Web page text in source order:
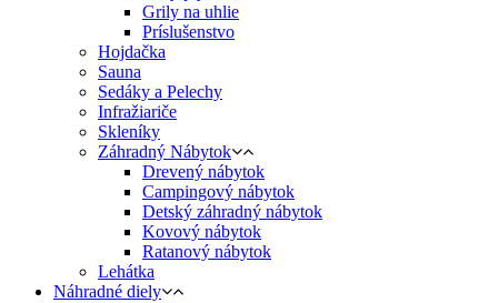
Grily na uhlie
Príslušenstvo
Hojdačka
Sauna
Sedáky a Pelechy
Infražiariče
Skleníky
Záhradný Nábytok
Drevený nábytok
Campingový nábytok
Detský záhradný nábytok
Kovový nábytok
Ratanový nábytok
Lehátka
Náhradné diely